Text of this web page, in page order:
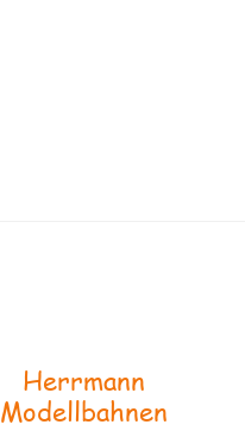
Herrmann
Modellbahnen